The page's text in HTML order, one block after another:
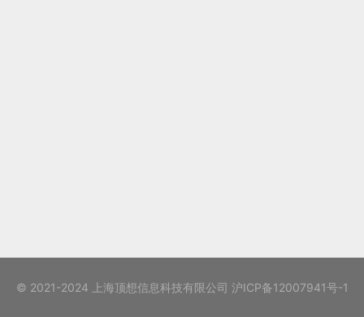
© 2021-2024 上海顶想信息科技有限公司 沪ICP备12007941号-1